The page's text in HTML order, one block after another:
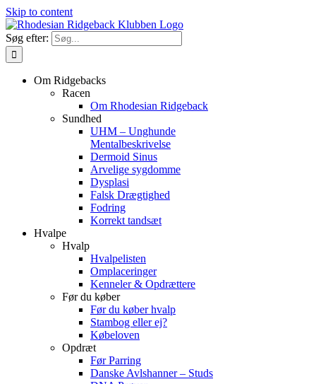
Skip to content
Søg efter:
Om Ridgebacks
Racen
Om Rhodesian Ridgeback
Sundhed
UHM – Unghunde
Mentalbeskrivelse
Dermoid Sinus
Arvelige sygdomme
Dysplasi
Falsk Drægtighed
Fodring
Korrekt tandsæt
Hvalpe
Hvalp
Hvalpelisten
Omplaceringer
Kenneler & Opdrættere
Før du køber
Før du køber hvalp
Stambog eller ej?
Købeloven
Opdræt
Før Parring
Danske Avlshanner – Studs